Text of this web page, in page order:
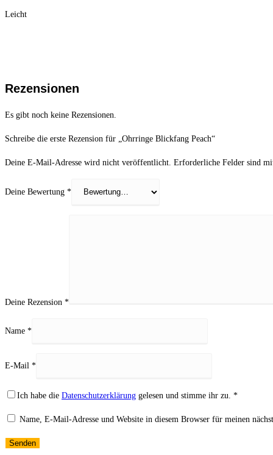
Leicht
Rezensionen
Es gibt noch keine Rezensionen.
Schreibe die erste Rezension für „Ohrringe Blickfang Peach“
Deine E-Mail-Adresse wird nicht veröffentlicht. Erforderliche Felder sind
Deine Bewertung *
Deine Rezension *
Name *
E-Mail *
Ich habe die Datenschutzerklärung gelesen und stimme ihr zu. *
Name, E-Mail-Adresse und Website in diesem Browser für meinen